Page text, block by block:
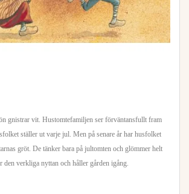
gnistrar vit. Hustomtefamiljen ser förväntansfullt fram
ställer ut varje jul. Men på senare år har husfolket
gröt. De tänker bara på jultomten och glömmer helt
den verkliga nyttan och håller gården igång.